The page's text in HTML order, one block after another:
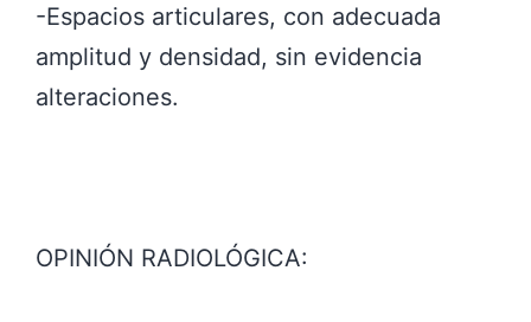
-Espacios articulares, con adecuada
amplitud y densidad, sin evidencia
alteraciones.
OPINIÓN RADIOLÓGICA: